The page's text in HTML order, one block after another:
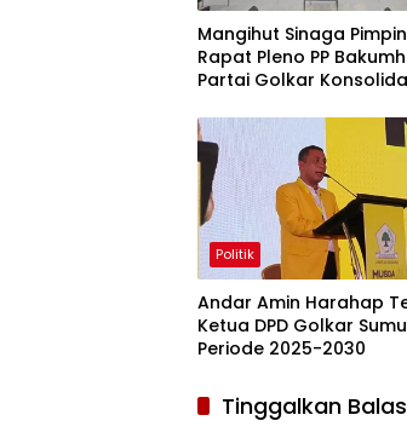
Mangihut Sinaga Pimpin
Rapat Pleno PP
Partai Golkar
Politik
Andar Amin Harahap
Ketua DPD Golkar
Periode 2025-2030
Tinggalkan